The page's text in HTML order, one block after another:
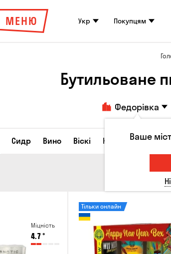
МЕНЮ Укр Покупцям
Бутильоване
Федорівка
Сидр Вино Віскі Коктейлі
Міцність
4.7°
Тільки онлайн
Ваше